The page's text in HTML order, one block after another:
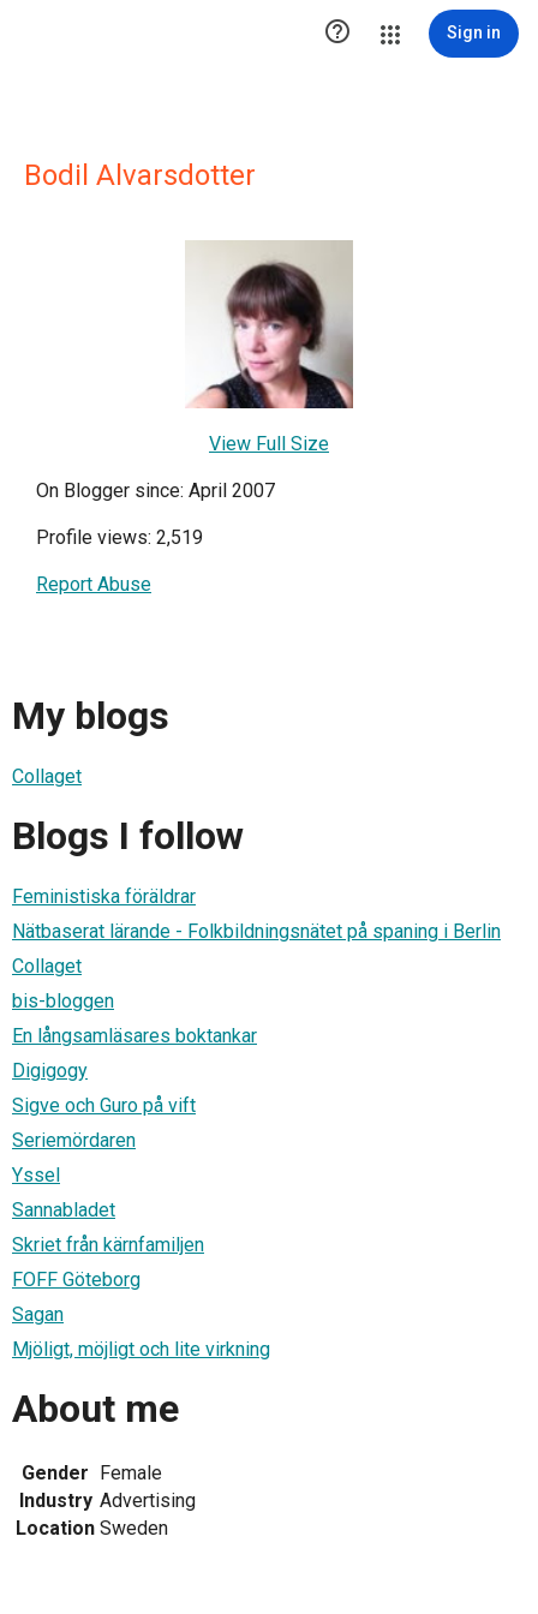
 Sign in
Bodil Alvarsdotter
View Full Size
On Blogger since: April 2007
Profile views: 2,519
Report Abuse
My blogs
Collaget
Blogs I follow
Feministiska föräldrar
Nätbaserat lärande - Folkbildningsnätet på spaning i Berlin
Collaget
bis-bloggen
En långsamläsares boktankar
Digigogy
Sigve och Guro på vift
Seriemördaren
Yssel
Sannabladet
Skriet från kärnfamiljen
FOFF Göteborg
Sagan
Mjöligt, möjligt och lite virkning
About me
Gender Female
Industry Advertising
Location Sweden